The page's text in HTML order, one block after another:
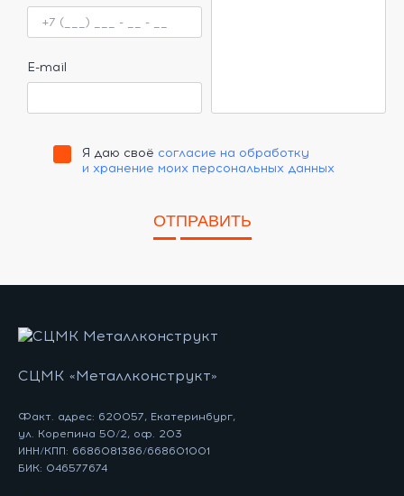
E-mail
Я даю своё согласие на обработку
и хранение моих персональных данных
ОТПРАВИТЬ
СЦМК «Металлконструкт»
Факт. адрес: 620057, Екатеринбург,
ул. Корепина 50/2, оф. 203
ИНН/КПП: 6686081386/668601001
БИК: 046577674